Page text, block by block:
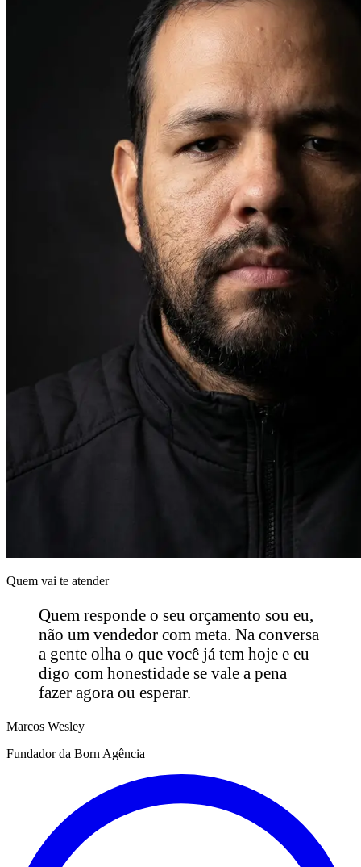
Quem vai te atender
Quem responde o seu orçamento sou eu,
não um vendedor com meta. Na conversa
a gente olha o que você já tem hoje e eu
digo com honestidade se vale a pena
fazer agora ou esperar.
Marcos Wesley
Fundador da Born Agência